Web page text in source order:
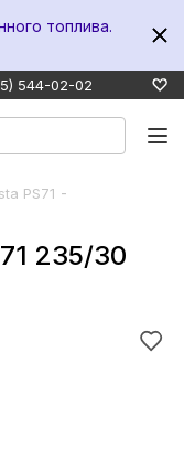
топлива.
544-02-02
PS71 -
235/30